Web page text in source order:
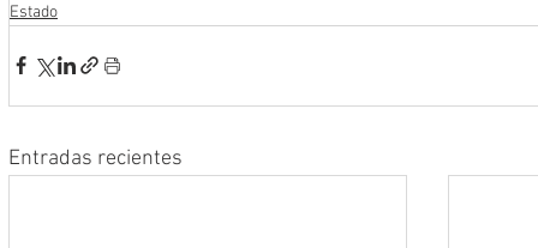
Estado
Entradas recientes